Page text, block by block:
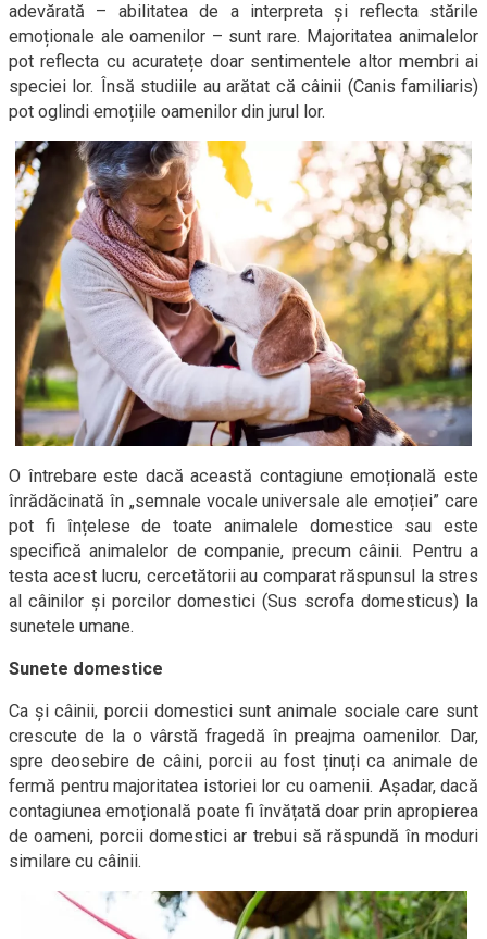
adevărată – abilitatea de a interpreta și reflecta stările
emoționale ale oamenilor – sunt rare. Majoritatea animalelor
pot reflecta cu acuratețe doar sentimentele altor membri ai
speciei lor. Însă studiile au arătat că câinii (Canis familiaris)
pot oglindi emoțiile oamenilor din jurul lor.
O întrebare este dacă această contagiune emoțională este
înrădăcinată în „semnale vocale universale ale emoției” care
pot fi înțelese de toate animalele domestice sau este
specifică animalelor de companie, precum câinii. Pentru a
testa acest lucru, cercetătorii au comparat răspunsul la stres
al câinilor și porcilor domestici (Sus scrofa domesticus) la
sunetele umane.
Sunete domestice
Ca și câinii, porcii domestici sunt animale sociale care sunt
crescute de la o vârstă fragedă în preajma oamenilor. Dar,
spre deosebire de câini, porcii au fost ținuți ca animale de
fermă pentru majoritatea istoriei lor cu oamenii. Așadar, dacă
contagiunea emoțională poate fi învățată doar prin apropierea
de oameni, porcii domestici ar trebui să răspundă în moduri
similare cu câinii.